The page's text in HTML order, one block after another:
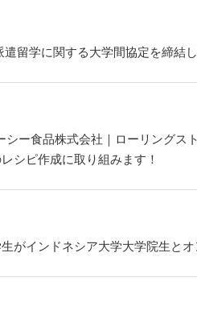
留学に関する大学間協定を締結
ー食品株式会社｜ローリングス
シピ作成に取り組みます！
がインドネシア大学大学院生と